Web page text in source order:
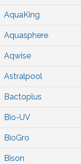
AquaKing
Aquasphere
Aqwise
Astralpool
Bactoplus
Bio-UV
BioGro
Bison